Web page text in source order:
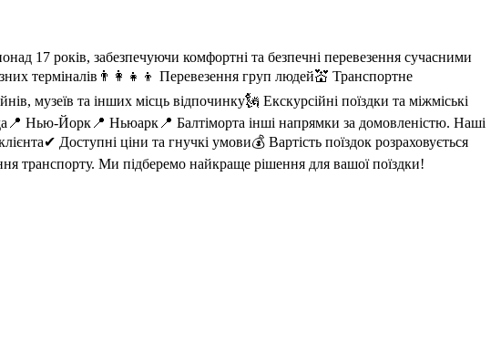
17 років, забезпечуючи комфортні та безпечні перевезення сучасними
терміналів👨‍👩‍👧‍👦 Перевезення груп людей💒 Транспортне
музеїв та інших місць відпочинку🗽 Екскурсійні поїздки та міжміські
Нью-Йорк📍 Ньюарк📍 Балтіморта інші напрямки за домовленістю. Наші
Доступні ціни та гнучкі умови💰 Вартість поїздок розраховується
транспорту. Ми підберемо найкраще рішення для вашої поїздки!